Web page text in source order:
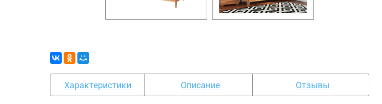
Характеристики Описание Отзывы